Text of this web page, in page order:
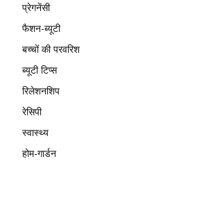
प्रेगनेंसी
फैशन-ब्यूटी
बच्चों की परवरिश
ब्यूटी टिप्स
रिलेशनशिप
रेसिपी
स्वास्थ्य
होम-गार्डन